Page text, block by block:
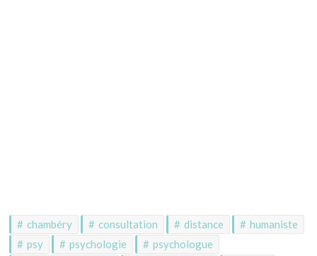
chambéry consultation distance
humaniste
psy
psychologie
psychologue